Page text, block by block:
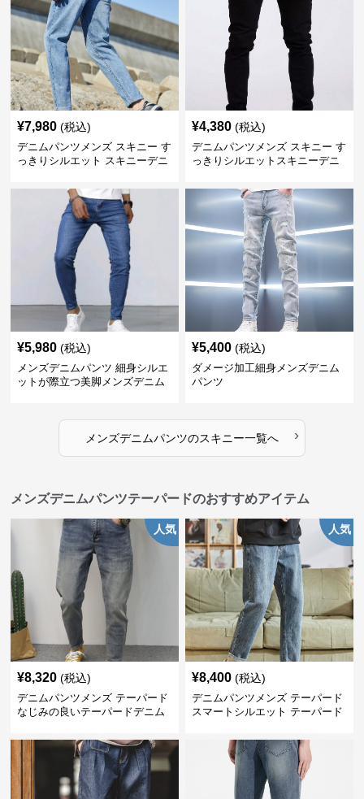
¥7,980 (税込)
デニムパンツメンズ スキニー す
っきりシルエット スキニーデニ
¥4,380 (税込)
デニムパンツメンズ スキニー す
っきりシルエットスキニーデニ
¥5,980 (税込)
メンズデニムパンツ 細身シルエ
ットが際立つ美脚メンズデニム
¥5,400 (税込)
ダメージ加工細身メンズデニム
パンツ
メンズデニムパンツのスキニー一覧へ ›
メンズデニムパンツテーパードのおすすめアイテム
人気
¥8,320 (税込)
デニムパンツメンズ テーパード
なじみの良いテーパードデニム
人気
¥8,400 (税込)
デニムパンツメンズ テーパード
スマートシルエット テーパード